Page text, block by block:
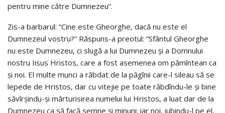
pentru mine către Dumnezeu”.
Zis-a barbarul: “Cine este Gheorghe, dacă nu este el
Dumnezeul vostru?” Răspuns-a preotul: “Sfântul Gheorghe
nu este Dumnezeu, ci slugă a lui Dumnezeu şi a Domnului
nostru Iisus Hristos, care a fost asemenea om pămîntean ca
şi noi. El multe munci a răbdat de la păgînii care-l sileau să se
lepede de Hristos, dar cu vitejie pe toate răbdîndu-le şi bine
săvîrşindu-şi mărturisirea numelui lui Hristos, a luat dar de la
Dumnezeu ca să facă semne şi minuni; iar noi, iubindu-l pe el,